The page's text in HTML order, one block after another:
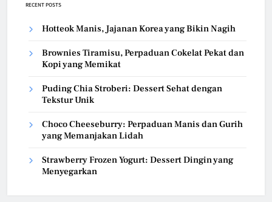
RECENT POSTS
Hotteok Manis, Jajanan Korea yang Bikin Nagih
Brownies Tiramisu, Perpaduan Cokelat Pekat dan
Kopi yang Memikat
Puding Chia Stroberi: Dessert Sehat dengan
Tekstur Unik
Choco Cheeseburry: Perpaduan Manis dan Gurih
yang Memanjakan Lidah
Strawberry Frozen Yogurt: Dessert Dingin yang
Menyegarkan